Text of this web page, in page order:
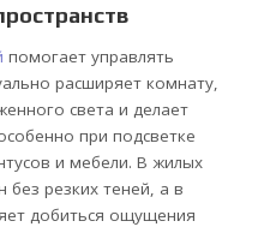
помогает управлять
расширяет комнату,
света и делает
при подсветке
и мебели. В жилых
резких теней, а в
добиться ощущения